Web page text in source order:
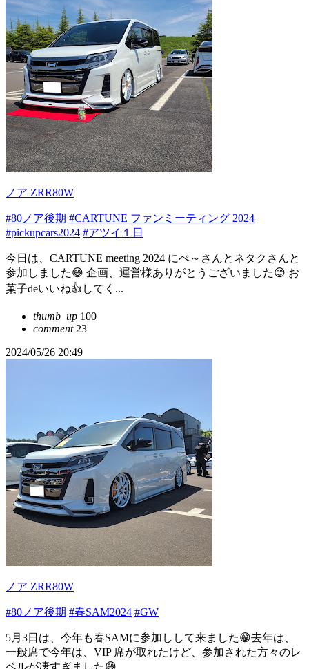
ノア ZRR80W
#80ノア後期 #CARTUNE ファンミーティング 2024
#pickupcars2024 #アツイ１日
今日は、CARTUNE meeting 2024 にぺ～さんとネタクさんと
参加しました😄 企画、運営様ありがとうございました😊 お
菓子deいいね👍️してく...
thumb_up 100
comment23
2024/05/26 20:49
ノア ZRR80W
#80ノア後期 #春SAM2024 #GW
5月3日は、今年も春SAMに参加しして来ました😁去年は、
一般席で今年は、VIP 席が取れたけど、参加された方々のレ
ベルが凄すぎました😅